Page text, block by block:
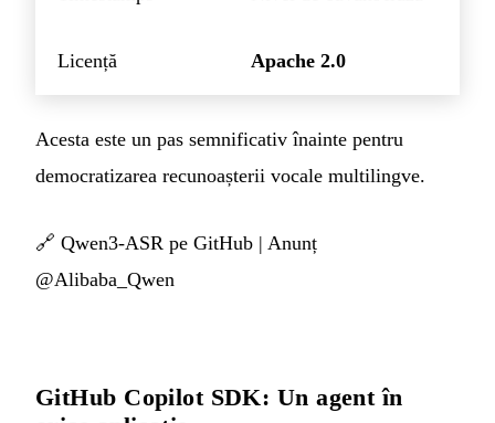
Licență Apache 2.0
Acesta este un pas semnificativ înainte pentru
democratizarea recunoașterii vocale multilingve.
🔗 Qwen3-ASR pe GitHub | Anunț
@Alibaba_Qwen
GitHub Copilot SDK: Un agent în